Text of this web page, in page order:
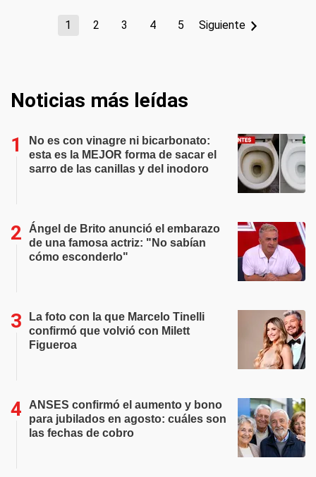
1 2 3 4 5 Siguiente
Noticias más leídas
No es con vinagre ni bicarbonato:
esta es la MEJOR forma de sacar el
sarro de las canillas y del inodoro
Ángel de Brito anunció el embarazo
de una famosa actriz: "No sabían
cómo esconderlo"
La foto con la que Marcelo Tinelli
confirmó que volvió con Milett
Figueroa
ANSES confirmó el aumento y bono
para jubilados en agosto: cuáles son
las fechas de cobro